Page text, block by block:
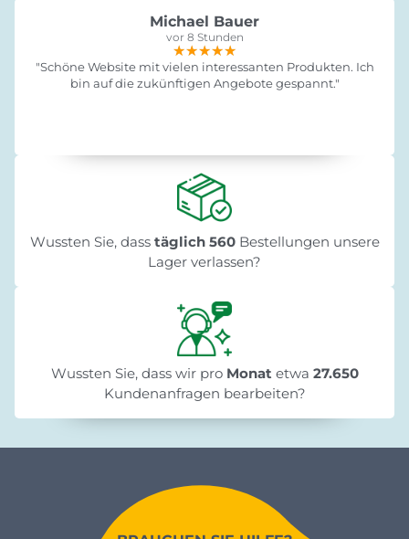
Michael Bauer
vor 8 Stunden
★★★★★
★★★★★
★★★★★
"Schöne Website mit vielen interessanten Produkten. Ich
bin auf die zukünftigen Angebote gespannt."
Wussten Sie, dass täglich 560Bestellungen unsere
Lager verlassen?
Wussten Sie, dass wir pro Monat etwa 27.650
Kundenanfragen bearbeiten?